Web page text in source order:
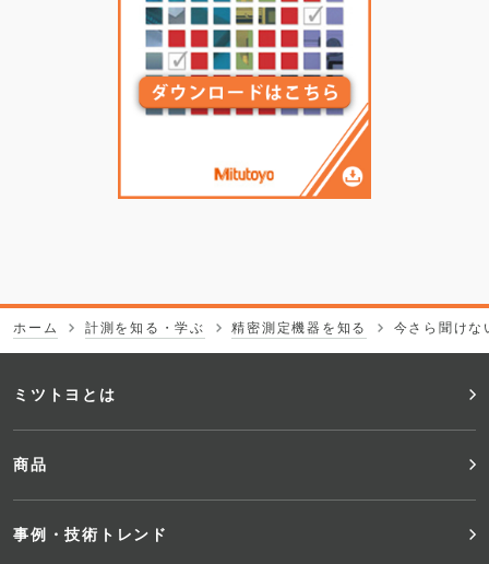
ホーム 計測を知る・学ぶ 精密測定機器を知る 今さら聞けな
フ
ッ
タ
ー
ミツトヨとは
商品
事例・技術トレンド